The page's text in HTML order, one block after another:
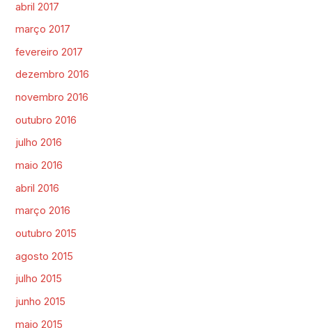
abril 2017
março 2017
fevereiro 2017
dezembro 2016
novembro 2016
outubro 2016
julho 2016
maio 2016
abril 2016
março 2016
outubro 2015
agosto 2015
julho 2015
junho 2015
maio 2015